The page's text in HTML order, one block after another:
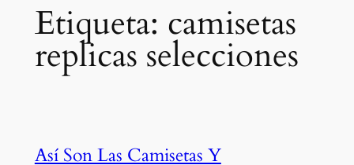
Etiqueta: camisetas
replicas selecciones
Así Son Las Camisetas Y